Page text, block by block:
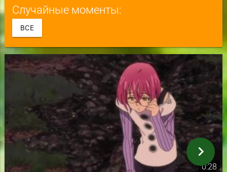
Случайные моменты:
ВСЕ
0:28
chevron_right